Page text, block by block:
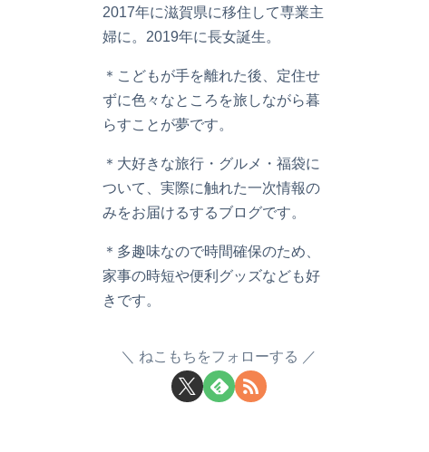
2017年に滋賀県に移住して専業主
婦に。2019年に長女誕生。
＊こどもが手を離れた後、定住せ
ずに色々なところを旅しながら暮
らすことが夢です。
＊大好きな旅行・グルメ・福袋に
ついて、実際に触れた一次情報の
みをお届けるするブログです。
＊多趣味なので時間確保のため、
家事の時短や便利グッズなども好
きです。
ねこもちをフォローする